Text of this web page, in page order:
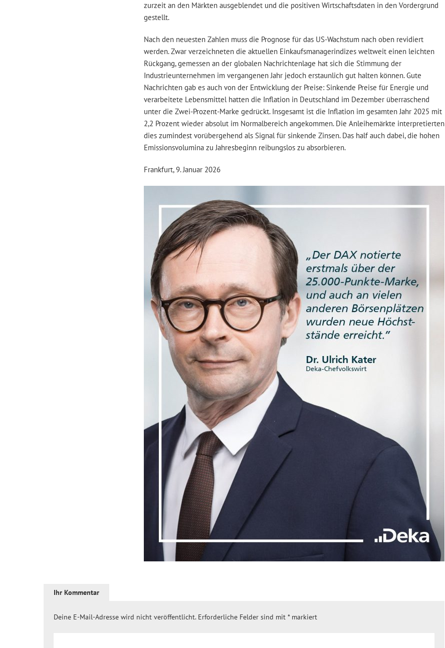
zurzeit an den Märkten ausgeblendet und die positiven Wirtschaftsdaten in den Vordergrund
gestellt.
Nach den neuesten Zahlen muss die Prognose für das US-Wachstum nach oben revidiert
werden. Zwar verzeichneten die aktuellen Einkaufsmanagerindizes weltweit einen leichten
Rückgang, gemessen an der globalen Nachrichtenlage hat sich die Stimmung der
Industrieunternehmen im vergangenen Jahr jedoch erstaunlich gut halten können. Gute
Nachrichten gab es auch von der Entwicklung der Preise: Sinkende Preise für Energie und
verarbeitete Lebensmittel hatten die Inflation in Deutschland im Dezember überraschend
unter die Zwei-Prozent-Marke gedrückt. Insgesamt ist die Inflation im gesamten Jahr 2025 mit
2,2 Prozent wieder absolut im Normalbereich angekommen. Die Anleihemärkte interpretierten
dies zumindest vorübergehend als Signal für sinkende Zinsen. Das half auch dabei, die hohen
Emissionsvolumina zu Jahresbeginn reibungslos zu absorbieren.
Frankfurt, 9. Januar 2026
Ihr Kommentar
Deine E-Mail-Adresse wird nicht veröffentlicht. Erforderliche Felder sind mit *markiert